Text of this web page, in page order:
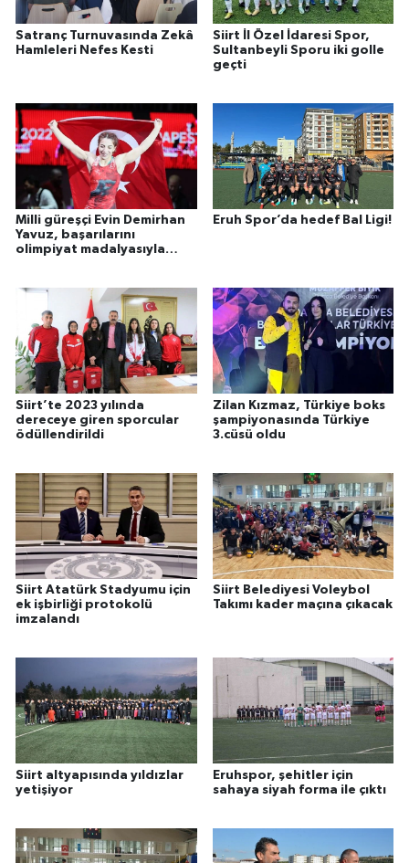
Satranç Turnuvasında Zekâ
Hamleleri Nefes Kesti
Siirt İl Özel İdaresi Spor,
Sultanbeyli Sporu iki golle
geçti
Milli güreşçi Evin Demirhan
Yavuz, başarılarını
olimpiyat madalyasıyla
Eruh Spor’da hedef Bal Ligi!
Siirt’te 2023 yılında
dereceye giren sporcular
ödüllendirildi
Zilan Kızmaz, Türkiye boks
şampiyonasında Türkiye
3.cüsü oldu
Siirt Atatürk Stadyumu için
ek işbirliği protokolü
imzalandı
Siirt Belediyesi Voleybol
Takımı kader maçına çıkacak
Siirt altyapısında yıldızlar
yetişiyor
Eruhspor, şehitler için
sahaya siyah forma ile çıktı